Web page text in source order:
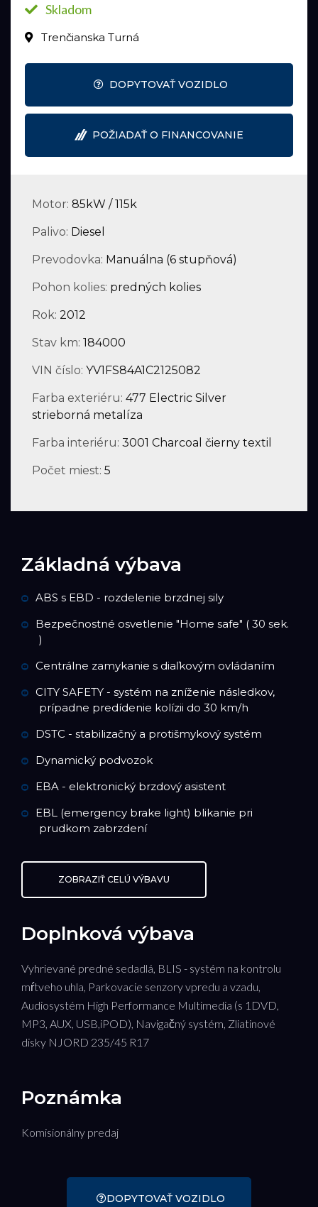
Skladom
Trenčianska Turná
DOPYTOVAŤ VOZIDLO
POŽIADAŤ O FINANCOVANIE
Motor: 85kW / 115k
Palivo: Diesel
Prevodovka: Manuálna (6 stupňová)
Pohon kolies: predných kolies
Rok: 2012
Stav km: 184000
VIN číslo: YV1FS84A1C2125082
Farba exteriéru: 477 Electric Silver
strieborná metalíza
Farba interiéru: 3001 Charcoal čierny textil
Počet miest: 5
Základná výbava
ABS s EBD - rozdelenie brzdnej sily
Bezpečnostné osvetlenie "Home safe" ( 30 sek.
)
Centrálne zamykanie s diaľkovým ovládaním
CITY SAFETY - systém na zníženie následkov,
prípadne predídenie kolízii do 30 km/h
DSTC - stabilizačný a protišmykový systém
Dynamický podvozok
EBA - elektronický brzdový asistent
EBL (emergency brake light) blikanie pri
prudkom zabrzdení
ZOBRAZIŤ CELÚ VÝBAVU
Doplnková výbava
Vyhrievané predné sedadlá, BLIS - systém na kontrolu
mŕtveho uhla, Parkovacie senzory vpredu a vzadu,
Audiosystém High Performance Multimedia (s 1DVD,
MP3, AUX, USB,iPOD), Navigačný systém, Zliatinové
disky NJORD 235/45 R17
Poznámka
Komisionálny predaj
DOPYTOVAŤ VOZIDLO